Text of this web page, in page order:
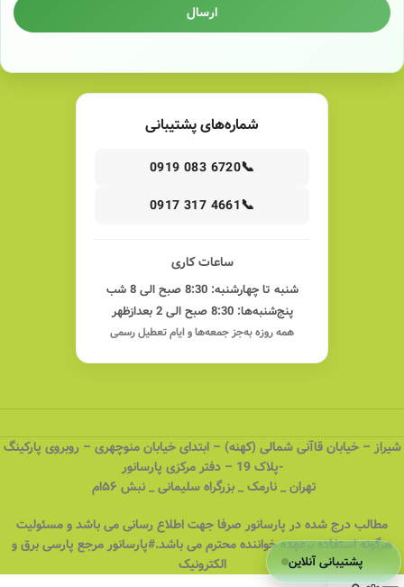
ارسال
شماره‌های پشتیبانی
📞
0919 083 6720
📞
0917 317 4661
ساعات کاری
شنبه تا چهارشنبه: 8:30 صبح الی 8 شب
پنج‌شنبه‌ها: 8:30 صبح الی 2 بعدازظهر
همه روزه به‌جز جمعه‌ها و ایام تعطیل رسمی
شیراز – خیابان قاآنی شمالی (کهنه) – ابتدای خیابان منوچهری – روبروی پارکینگ
-پلاک 19 – دفتر مرکزی پارسانور
تهران _ نارمک _ بزرگراه سلیمانی _ نبش ۵۶ام
مطالب درج شده در پارسانور صرفا جهت اطلاع رسانی می باشد و مسئولیت
هرگونه استفاده برعهده خواننده محترم می باشد.#پارسانور مرجع پارسی برق و
الکترونیک
پشتیبانی آنلاین